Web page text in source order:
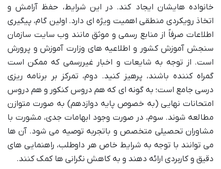
خانواده هایشان ایجاد کند. در این شرایط، حفظ آرامش و
اتخاذ رویکردی منطقی اهمیت ویژه ای دارد. اولین گام، پیگیری
اطلاعات صرفاً از منابع رسمی و موثق مانند وب سایت سازمان
سنجش آموزش کشور و اطلاعیه های وزارت آموزش و پرورش
است. از توجه به شایعات و اخبار غیررسمی که ممکن است
گمراه کننده باشند، پرهیز کنید. دوم، تمرکز بر برنامه ریزی
درسی جامع است؛ به گونه ای که هم دروس کنکور و هم دروس
امتحانات نهایی (به خصوص پایه دوازدهم) به صورت متوازن
مطالعه شوند. سوم، در صورت وجود ابهامات جدی، مشورت با
مشاوران تحصیلی متخصص و باتجربه توصیه می شود. آن ها
می توانند با توجه به شرایط خاص هر داوطلب، راهنمایی های
دقیق و کاربردی ارائه دهند و به کاهش نگرانی ها کمک کنند.